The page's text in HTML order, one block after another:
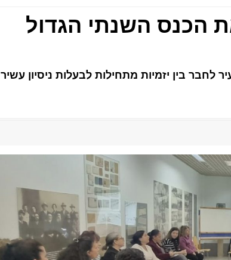
הכנס השנתי הגדול
בין יזמיות מתחילות לבעלות ניסיון עשיר